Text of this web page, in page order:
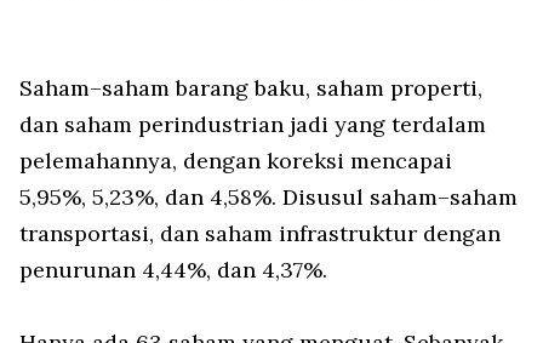
Saham–saham barang baku, saham properti,
dan saham perindustrian jadi yang terdalam
pelemahannya, dengan koreksi mencapai
5,95%, 5,23%, dan 4,58%. Disusul saham–saham
transportasi, dan saham infrastruktur dengan
penurunan 4,44%, dan 4,37%.